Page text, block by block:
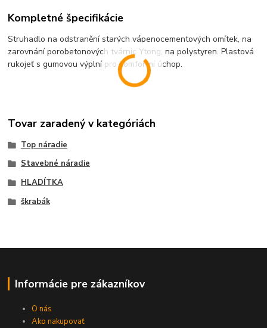
Kompletné špecifikácie
Struhadlo na odstranění starých vápenocementových omítek, na
zarovnání porobetonových tvárnic Ytong, na polystyren. Plastová
rukojeť s gumovou výplní pro komfortní úchop.
Tovar zaradený v kategóriách
Top náradie
Stavebné náradie
HLADÍTKA
škrabák
Informácie pre zákazníkov
O nás
Ako nakupovať